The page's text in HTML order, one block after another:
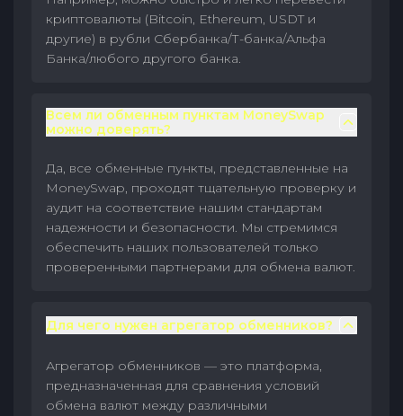
криптовалюты (Bitcoin, Ethereum, USDT и
другие) в рубли Сбербанка/Т-банка/Альфа
Банка/любого другого банка.
Всем ли обменным пунктам MoneySwap
можно доверять?
Да, все обменные пункты, представленные на
MoneySwap, проходят тщательную проверку и
аудит на соответствие нашим стандартам
надежности и безопасности. Мы стремимся
обеспечить наших пользователей только
проверенными партнерами для обмена валют.
Для чего нужен агрегатор обменников?
Агрегатор обменников — это платформа,
предназначенная для сравнения условий
обмена валют между различными